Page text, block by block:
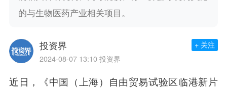
的与生物医药产业相关项目。
投资界
2024-08-07 13:10 投资界
+ 关注
近日，《中国（上海）自由贸易试验区临港新片